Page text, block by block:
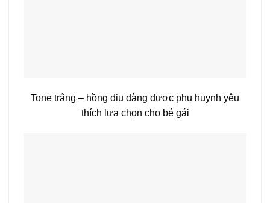
Tone trắng – hồng dịu dàng được phụ huynh yêu
thích lựa chọn cho bé gái